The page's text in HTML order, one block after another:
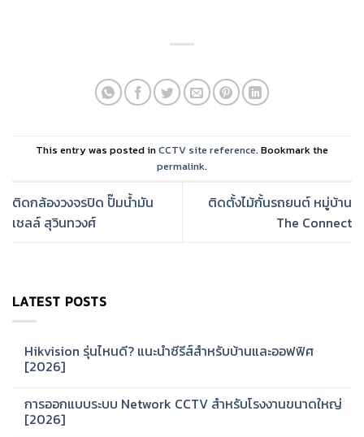
This entry was posted inCCTV site reference. Bookmark the
permalink.
ติดกล้องวงจรปิด ปั๊มน้ำมัน
เชลล์ สุวินทวงศ์
ติดตั้งไม้กั้นรถยนต์ หมู่บ้าน
The Connect
LATEST POSTS
Hikvision รุ่นไหนดี? แนะนำซีรีส์สำหรับบ้านและออฟฟิศ
[2026]
on
Hikvision
รุ่น
การออกแบบระบบ Network CCTV สำหรับโรงงานขนาดใหญ่
[2026]